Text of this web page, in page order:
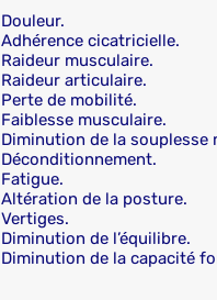
Douleur.
Adhérence cicatricielle.
Raideur musculaire.
Raideur articulaire.
Perte de mobilité.
Faiblesse musculaire.
Diminution de la souplesse
Déconditionnement.
Fatigue.
Altération de la posture.
Vertiges.
Diminution de l’équilibre.
Diminution de la capacité